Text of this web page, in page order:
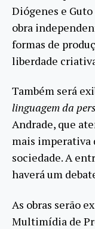
Diógenes e
obra
formas de
liberdade
Também será
linguagem da
Andrade, que
mais imperativa
sociedade. A
haverá um
As obras serão
Multimídia de